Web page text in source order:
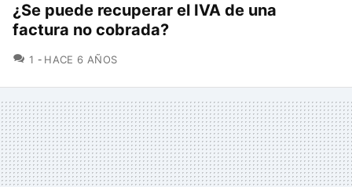
¿Se puede recuperar el IVA de una
factura no cobrada?
1 COMENTARIOS
HACE 6 AÑOS